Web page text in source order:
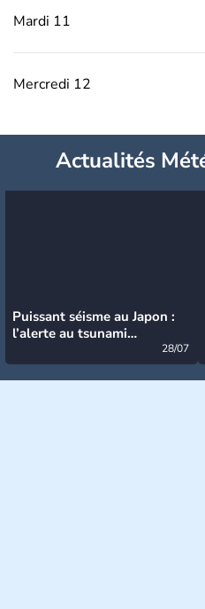
Mardi 11
Mercredi 12
Actualités
Puissant séisme au Japon :
l’alerte au tsunami
28/07